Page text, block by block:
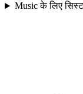
Music के लिए